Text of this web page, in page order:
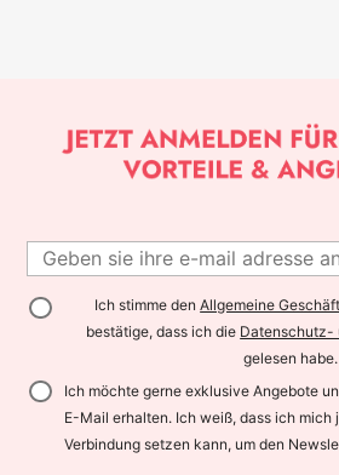
Ich stimme denAllgemeine
bestätige, dass ich die Datenschutz-
gelesen habe.
Ich möchte gerne exklusive Angebote
E-Mail erhalten. Ich weiß, dass ich mich
Verbindung setzen kann, um den